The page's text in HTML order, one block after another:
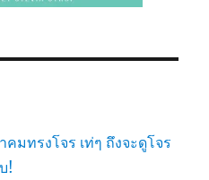
มทรงโจร เท่ๆ ถึงจะดูโจร
!